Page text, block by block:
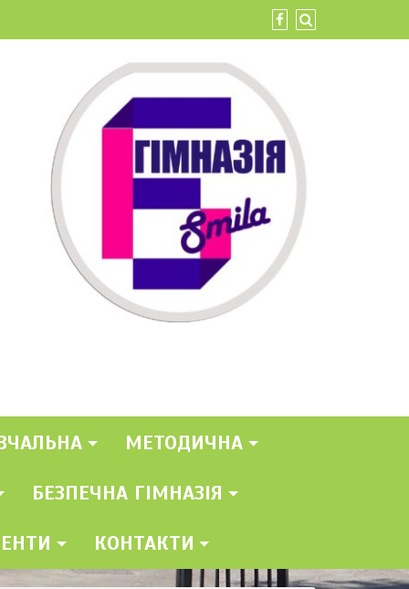
МЕТОДИЧНА
БЕЗПЕЧНА ГІМНАЗІЯ
КОНТАКТИ